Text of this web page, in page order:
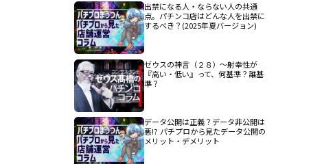
出禁になる人・ならない人の共通
点。パチンコ店はどんな人を出禁に
するべき？(2025年夏バージョン)
ゼウスの神言（２８）～射幸性が
『高い・低い』って、何基準？誰基
準？
データ公開は正義？データ非公開は
悪!? パチプロから見たデータ公開の
メリット・デメリット